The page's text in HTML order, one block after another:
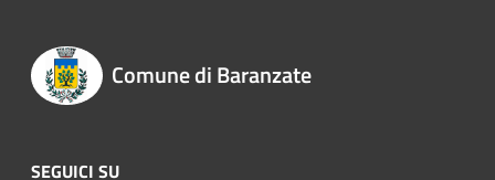
Comune di Baranzate
SEGUICI SU